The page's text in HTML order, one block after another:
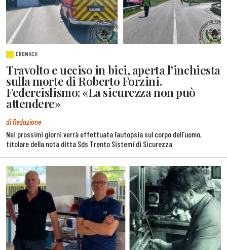
CRONACA
Travolto e ucciso in bici, aperta l’inchiesta
sulla morte di Roberto Forzini.
Federcislismo: «La sicurezza non può
attendere»
di Redazione
Nei prossimi giorni verrà effettuata l’autopsia sul corpo dell'uomo,
titolare della nota ditta Sds Trento Sistemi di Sicurezza